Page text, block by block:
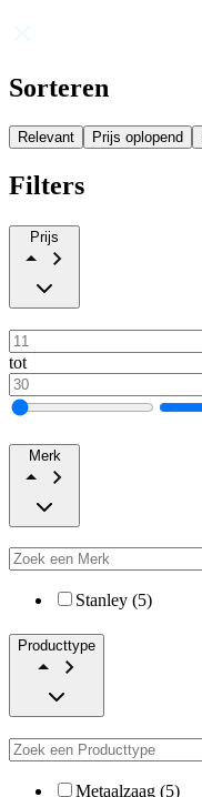
Sorteren
Relevant Prijs oplopend
Filters
Prijs
tot
Merk
Stanley (5)
Producttype
Metaalzaag (5)